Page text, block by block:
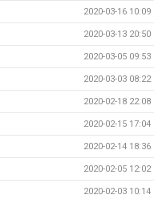
2020-03-16 10:09
2020-03-13 20:50
2020-03-05 09:53
2020-03-03 08:22
2020-02-18 22:08
2020-02-15 17:04
2020-02-14 18:36
2020-02-05 12:02
2020-02-03 10:14